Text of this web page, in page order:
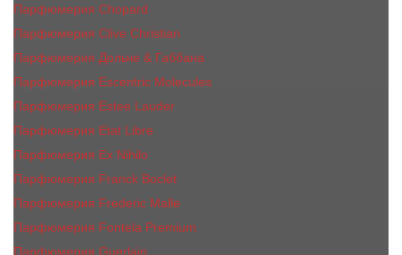
Парфюмерия Сhopard
Парфюмерия Clive Christian
Парфюмерия Дольче & Габбана
Парфюмерия Escentric Molecules
Парфюмерия Estee Lаudеr
Парфюмерия Etat Libre
Парфюмерия Ex Nihilo
Парфюмерия Franck Boclet
Парфюмерия Frеderic Mаlle
Парфюмерия Fontela Premium
Парфюмерия Guerlain